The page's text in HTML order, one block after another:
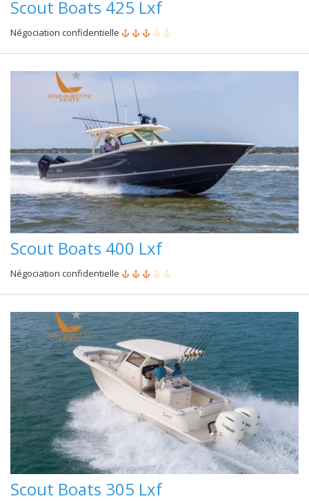
Scout Boats 425 Lxf
Négociation confidentielle
Scout Boats 400 Lxf
Négociation confidentielle
Scout Boats 305 Lxf